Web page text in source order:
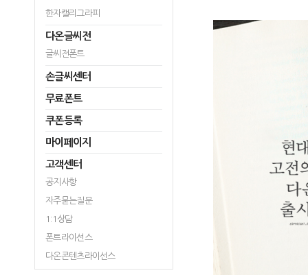
한자캘리그라피
다온글씨전
글씨전폰트
손글씨센터
무료폰트
쿠폰등록
마이페이지
고객센터
공지사항
자주묻는질문
1:1상담
폰트라이선스
다온콘텐츠라이선스